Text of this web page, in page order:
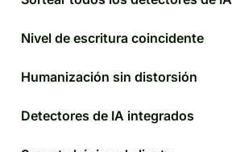
Nivel de escritura coincidente
Humanización sin distorsión
Detectores de IA integrados